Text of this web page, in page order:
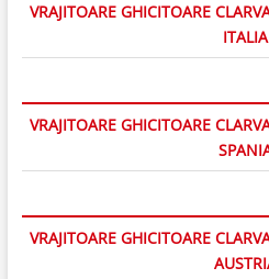
VRAJITOARE GHICITOARE
ITALIA
VRAJITOARE GHICITOARE
VRAJITOARE GHICITOARE